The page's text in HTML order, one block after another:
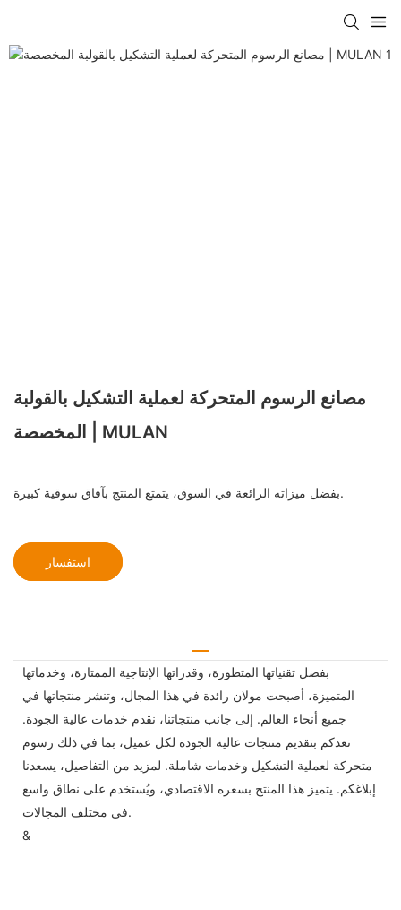
مصانع الرسوم المتحركة لعملية التشكيل بالقولبة
المخصصة | MULAN
بفضل ميزاته الرائعة في السوق، يتمتع المنتج بآفاق سوقية كبيرة.
استفسار
بفضل تقنياتها المتطورة، وقدراتها الإنتاجية الممتازة، وخدماتها
المتميزة، أصبحت مولان رائدة في هذا المجال، وتنشر منتجاتها في
جميع أنحاء العالم. إلى جانب منتجاتنا، نقدم خدمات عالية الجودة.
نعدكم بتقديم منتجات عالية الجودة لكل عميل، بما في ذلك رسوم
متحركة لعملية التشكيل وخدمات شاملة. لمزيد من التفاصيل، يسعدنا
إبلاغكم. يتميز هذا المنتج بسعره الاقتصادي، ويُستخدم على نطاق واسع
في مختلف المجالات.
&